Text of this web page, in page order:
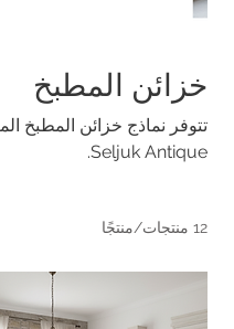
خزائن المطبخ
تتوفر نماذج خزائن المطبخ
Seljuk Antique.
12 منتجات/منتجًا